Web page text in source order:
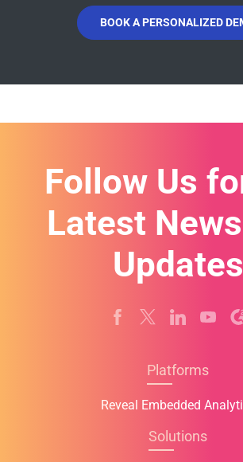
BOOK A PERSONALIZED
Follow Us
Latest
Updates
Platforms
Reveal Embedded
Solutions